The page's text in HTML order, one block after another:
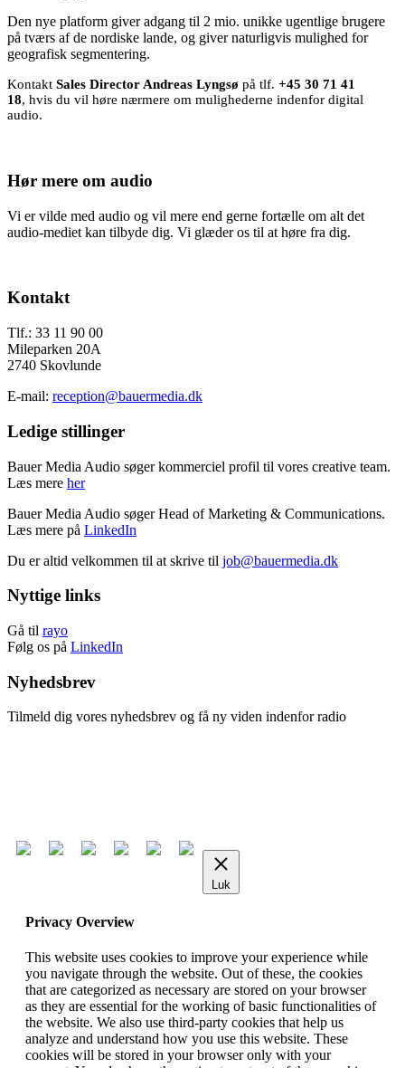
Den nye platform giver adgang til 2 mio. unikke ugentlige brugere
på tværs af de nordiske lande, og giver naturligvis mulighed for
geografisk segmentering.
Kontakt Sales Director Andreas Lyngsø på tlf. +45 30 71 41
18, hvis du vil høre nærmere om mulighederne indenfor digital
audio.
Hør mere om audio
Vi er vilde med audio og vil mere end gerne fortælle om alt det
audio-mediet kan tilbyde dig. Vi glæder os til at høre fra dig.
Footer
Kontakt
Tlf.: 33 11 90 00
Mileparken 20A
2740 Skovlunde
E-mail: reception@bauermedia.dk
Ledige stillinger
Bauer Media Audio søger kommerciel profil til vores creative team.
Læs mere her
Bauer Media Audio søger Head of Marketing & Communications.
Læs mere på LinkedIn
Du er altid velkommen til at skrive til job@bauermedia.dk
Nyttige links
Gå til rayo
Følg os på LinkedIn
Nyhedsbrev
Tilmeld dig vores nyhedsbrev og få ny viden indenfor radio
Luk
Privacy Overview
This website uses cookies to improve your experience while
you navigate through the website. Out of these, the cookies
that are categorized as necessary are stored on your browser
as they are essential for the working of basic functionalities of
the website. We also use third-party cookies that help us
analyze and understand how you use this website. These
cookies will be stored in your browser only with your